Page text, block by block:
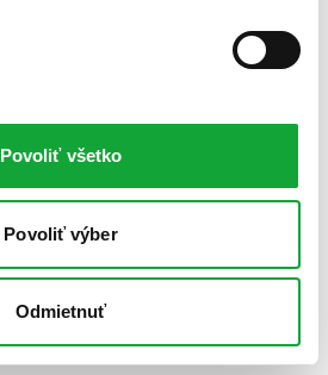
Povoliť všetko
Povoliť výber
Odmietnuť